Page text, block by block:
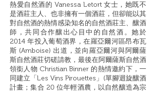
熱愛自然酒的 Vanessa Letort 女士，她既不
是酒莊主人、也非擁有一個酒莊，但卻能以其
對自然酒的熱情感染知名的自然酒莊主、釀酒
師，共同合作釀出心目中的自然酒。她於
2014 年投入葡萄酒界，在羅亞爾河區昂布瓦
斯 (Amboise) 出道，並向羅亞爾河與阿爾薩
斯自然酒莊切磋請教，最後在阿爾薩斯自然酒
領銜人物 Christian Binner 的熱情邀約下，一
同建立「Les Vins Pirouettes」(單腳迴旋釀酒
計畫；集合 20 位年輕酒農，以自然釀造為宗